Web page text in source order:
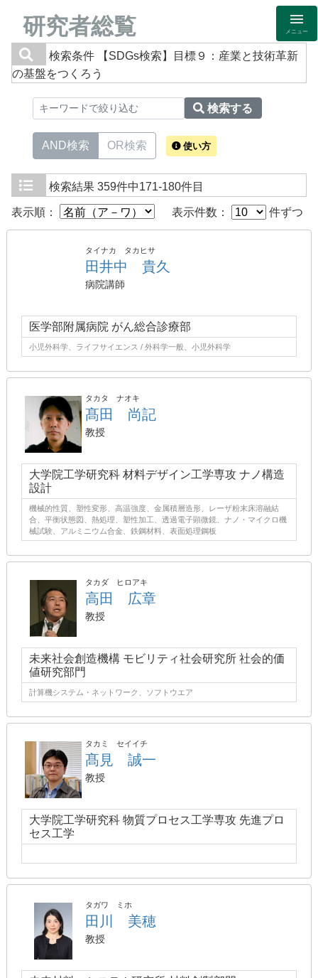
研究者総覧 メニュー
検索条件
【SDGs検索】目標９：産業と技術革新
の基盤をつくろう
検索する
AND検索 OR検索 使い方
検索結果 359件中171-180件目
表示順： 表示件数： 件ずつ
タイナカ タカヒサ
田井中 貴久
病院講師
医学部附属病院 がん総合診療部
小児外科学、ライフサイエンス / 外科学一般、小児外科学
タカタ ナオキ
髙田 尚記
教授
大学院工学研究科 材料デザイン工学専攻 ナノ構造
設計
機械的性質、塑性変形、高温強度、金属積層造形、レーザ粉末床溶融結
合、平衡状態図、熱処理、塑性加工、透過電子顕微鏡、ナノ・マイクロ機
械試験、アルミニウム合金、鉄鋼材料、表面処理鋼板
タカダ ヒロアキ
高田 広章
教授
未来社会創造機構 モビリティ社会研究所 社会的価
値研究部門
計算機システム・ネットワーク、ソフトウエア
タカミ セイイチ
髙見 誠一
教授
大学院工学研究科 物質プロセス工学専攻 先進プロ
セス工学
タガワ ミホ
田川 美穂
教授